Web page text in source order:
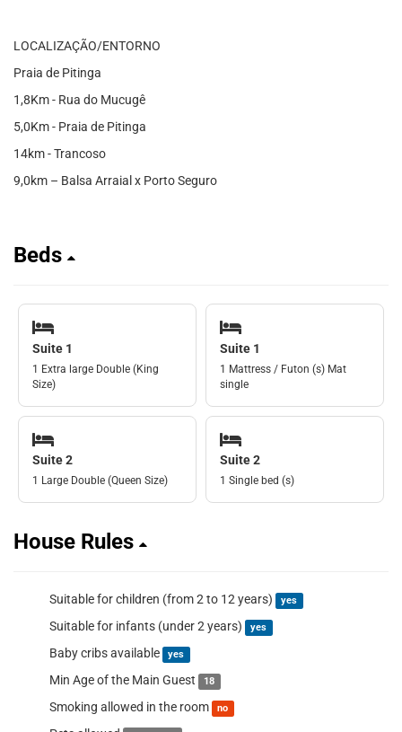
LOCALIZAÇÃO/ENTORNO
Praia de Pitinga
1,8Km - Rua do Mucugê
5,0Km - Praia de Pitinga
14km - Trancoso
9,0km – Balsa Arraial x Porto Seguro
Beds
Suite 1
1 Extra large Double (King
Size)
Suite 1
1 Mattress / Futon (s) Mat
single
Suite 2
1 Large Double (Queen Size)
Suite 2
1 Single bed (s)
House Rules
Suitable for children (from 2 to 12 years) yes
Suitable for infants (under 2 years) yes
Baby cribs available yes
Min Age of the Main Guest 18
Smoking allowed in the room no